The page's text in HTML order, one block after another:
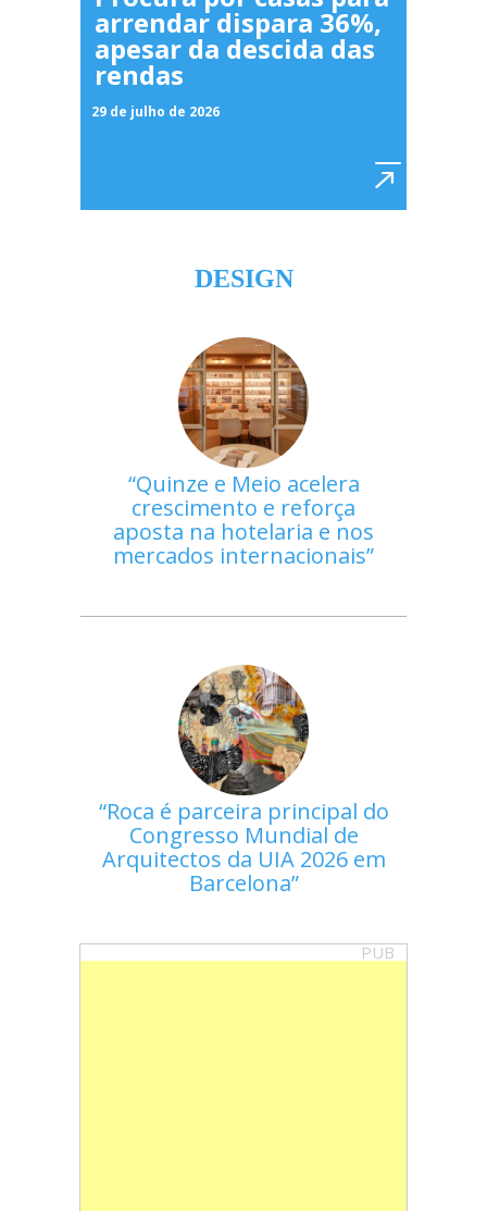
arrendar dispara 36%,
apesar da descida das
rendas
29 de julho de 2026
DESIGN
Quinze e Meio acelera
crescimento e reforça
aposta na hotelaria e nos
mercados internacionais
Roca é parceira principal do
Congresso Mundial de
Arquitectos da UIA 2026 em
Barcelona
PUB